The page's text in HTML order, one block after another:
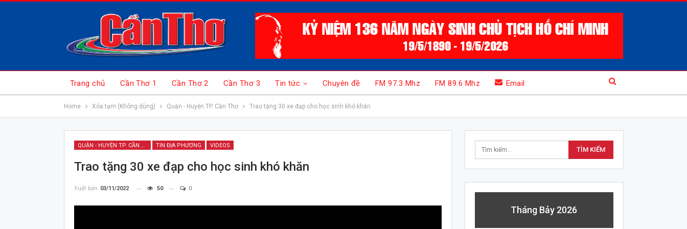
Trang chủ Cần Thơ 1 Cần Thơ 2 Cần Thơ 3 Tin tức Chuyên đề FM 97.3 Mhz FM 89.6 Mhz Email
Home Xóa tạm (Không dùng) Quận - Huyện TP. Cần Thơ Trao tặng 30 xe đạp cho học sinh khó khăn
QUẬN - HUYỆN TP. CẦN THƠ TIN ĐỊA PHƯƠNG VIDEOS
Trao tặng 30 xe đạp cho học sinh khó khăn
Xuất bản 03/11/2022 50 0
Tháng Bảy 2026